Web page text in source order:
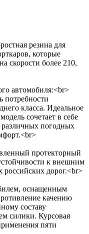
резина для
которые
скорости более 210,
автомобиля:<br>
потребности
класса. Идеальное
сочетает в себе
различных погодных
протекторный
к внешним
российских дорог.<br>
оснащенным
качению
составу
силики. Курсовая
пяти